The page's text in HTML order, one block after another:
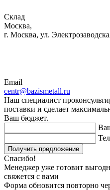
Склад
Москва,
г. Москва, ул.
Email
centr@bazismetall.ru
Наш специалист
поставки и сделает
Ваш бюджет.
Получить предложение
Спасибо!
Менеджер уже готовит
свяжется с вами
Форма обновится повторно